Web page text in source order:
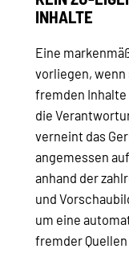
INHALTE
Eine
vorliegen,
fremden Inhalte
die
verneint das
angemessen
anhand der
und
um eine
fremder